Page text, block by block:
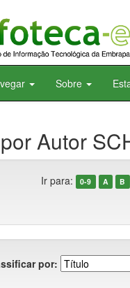
Sobre
Autor
Ir para: 0-9 A B
por: